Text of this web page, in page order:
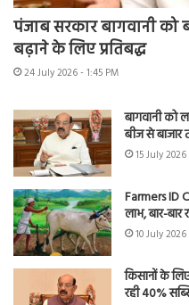
पंजाब सरकार बागवानी
बढ़ाने के लिए प्रतिबद्ध
24 July 2026 - 1:45 PM
बागवानी को
बीज से बाजार
15 July
Farmers ID
लाभ, बार-
10 July
किसानों के
रही 40%